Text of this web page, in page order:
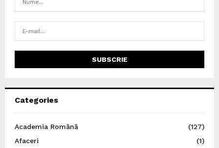
Categories
Academia Română
(127)
Afaceri
(1)